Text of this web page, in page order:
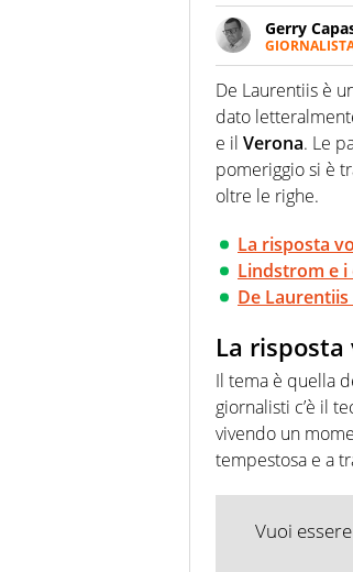
Gerry
Per lui gli
innata di
De Laurentiis è
dato
e il Verona. Le
pomeriggio si è
oltre le righe.
La risposta
Lindstrom e
De
La risposta
Il tema è quella
giornalisti c’è il
vivendo un
tempestosa e a
Vuoi